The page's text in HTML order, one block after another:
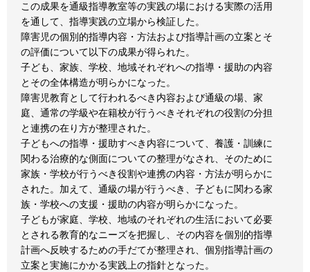
この成果を通級指導教室等の実践の場における実際の活用
を通して、指導実践の立場から検証した。
障害児の個別的指導内容・方法および指導計画の立案とそ
の評価について以下の成果が得られた。
子ども、家族、学校、地域それぞれへの指導・援助の内容
とその全体構造が明らかになった。
障害児教育として行われるべき内容および通級の場、家
庭、通常の学級や在籍校が行うべきそれぞれの役割の分担
と連携の在り方が整理された。
子どもへの指導・援助すべき内容について、養護・訓練に
関わる治療的な側面についての整理がなされ、そのために
家族・学校が行うべき役割や連携の内容・方法が明らかに
された。加えて、通級の場が行うべき、子どもに関わる家
族・学校への支援・援助の内容が明らかになった。
子どもが家庭、学校、地域のそれぞれの生活において必要
とされる教育的なニーズを把握し、その内容を個別的指導
計画へ反映するための手だてが整理され、個別指導計画の
立案と実施にかかる実践上の指針となった。